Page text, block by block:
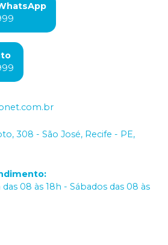
308 - São José, Recife - PE,
:
08 às 18h - Sábados das 08 às